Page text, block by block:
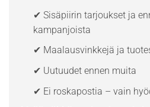
✔ Sisäpiirin tarjoukset ja
kampanjoista
✔ Maalausvinkkejä ja
✔ Uutuudet ennen muita
✔ Ei roskapostia – vain